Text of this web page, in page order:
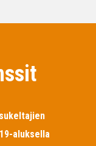
aluksella